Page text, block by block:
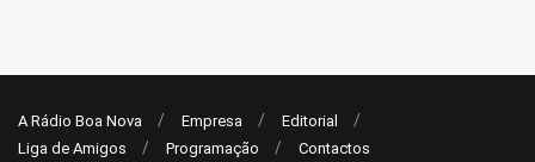
A Rádio Boa Nova Empresa
Editorial
Liga de Amigos
Programação Contactos